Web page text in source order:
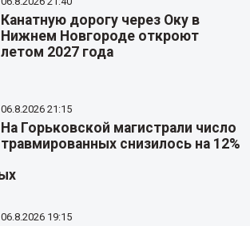
Канатную дорогу через Оку в
Нижнем Новгороде откроют
летом 2027 года
06.8.2026 21:15
На Горьковской магистрали число
травмированных снизилось на 12%
06.8.2026 19:15